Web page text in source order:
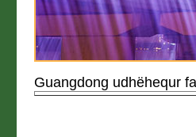
Guangdong udhëhequr